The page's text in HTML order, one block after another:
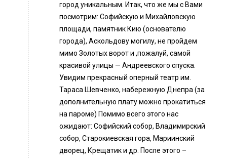
город уникальным. Итак, что же мы с Вами
посмотрим: Софийскую и Михайловскую
площади, памятник Кию (основателю
города), Аскольдову могилу, не пройдем
мимо Золотых ворот и ,пожалуй, самой
красивой улицы — Андреевского спуска.
Увидим прекрасный оперный театр им.
Тараса Шевченко, набережную Днепра (за
дополнительную плату можно прокатиться
на пароме) Помимо всего этого нас
ожидают: Софийский собор, Владимирский
собор, Старокиевская гора, Мариинский
дворец, Крещатик и др. После этого –